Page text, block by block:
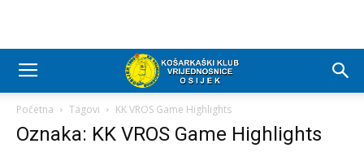
Početna Tagovi KK VROS Game Highlights
Oznaka: KK VROS Game Highlights